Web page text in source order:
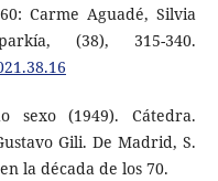
Carme Aguadé, Silvia
(38), 315-340.
sexo (1949). Cátedra.
Gili. De Madrid, S.
la década de los 70.